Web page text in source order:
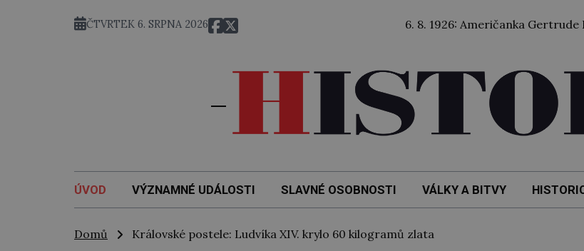
ČTVRTEK 6. SRPNA 2026 6. 8. 1926: Američanka Gertrude
ÚVOD VÝZNAMNÉ UDÁLOSTI SLAVNÉ OSOBNOSTI VÁLKY A BITVY
Domů Královské postele: Ludvíka XIV. krylo 60 kilogramů zlata